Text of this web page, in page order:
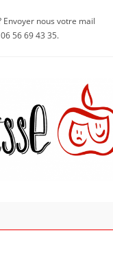
nous votre mail
56 69 43 35.